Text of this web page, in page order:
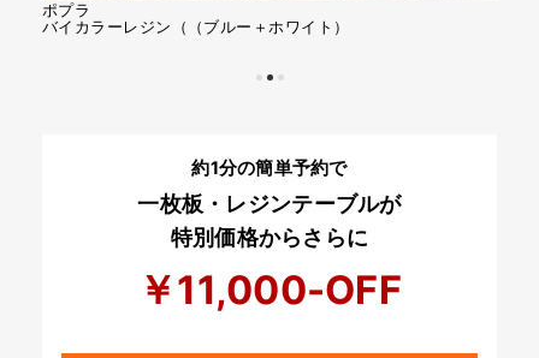
ポプラ
アルコールインクレジン
約1分の簡単予約で
一枚板・レジンテーブルが
特別価格からさらに
￥11,000-OFF